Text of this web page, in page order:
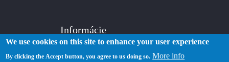
Informácie
O nás
We use cookies on this site to enhance your user experience
By clicking the Accept button, you agree to us doing so. More info